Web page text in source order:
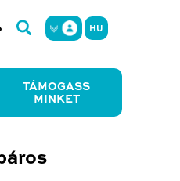
HU
TÁMOGASS
MINKET